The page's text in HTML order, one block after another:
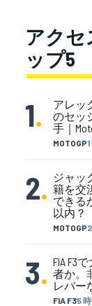
アクセ
ップ5
1.
MOTOGP
アレッ
のセッ
手｜
2.
MOTOGP
ジャッ
籍を交
できる
以内？
3.
FIA F35
FIA F3
者か。
レバー